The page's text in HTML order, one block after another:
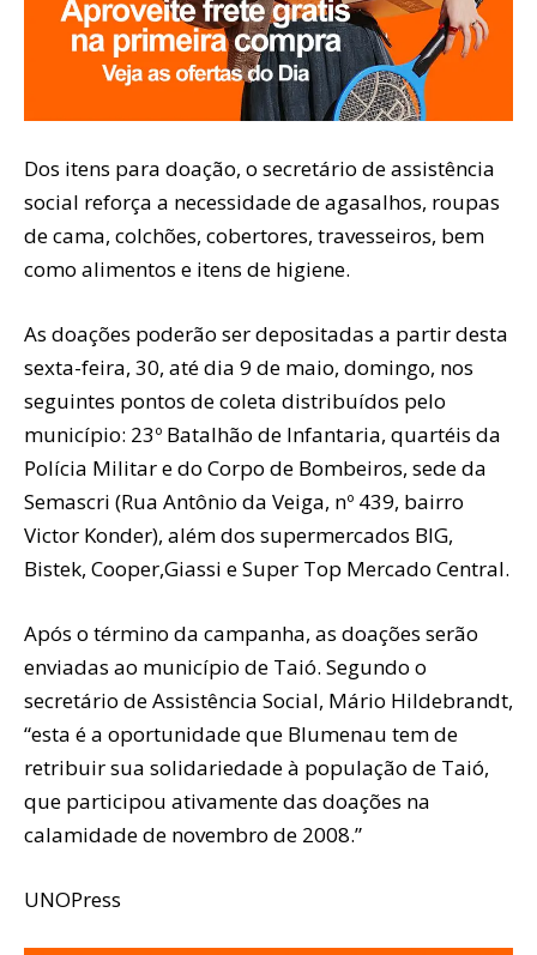
Dos itens para doação, o secretário de assistência
social reforça a necessidade de agasalhos, roupas
de cama, colchões, cobertores, travesseiros, bem
como alimentos e itens de higiene.
As doações poderão ser depositadas a partir desta
sexta-feira, 30, até dia 9 de maio, domingo, nos
seguintes pontos de coleta distribuídos pelo
município: 23º Batalhão de Infantaria, quartéis da
Polícia Militar e do Corpo de Bombeiros, sede da
Semascri (Rua Antônio da Veiga, nº 439, bairro
Victor Konder), além dos supermercados BIG,
Bistek, Cooper,Giassi e Super Top Mercado Central.
Após o término da campanha, as doações serão
enviadas ao município de Taió. Segundo o
secretário de Assistência Social, Mário Hildebrandt,
“esta é a oportunidade que Blumenau tem de
retribuir sua solidariedade à população de Taió,
que participou ativamente das doações na
calamidade de novembro de 2008.”
UNOPress